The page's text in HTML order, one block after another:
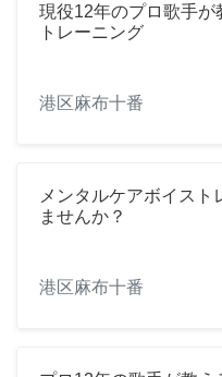
現役12年のプロ歌手が
トレーニング
港区麻布十番
メンタルケアボイスト
ませんか？
港区麻布十番